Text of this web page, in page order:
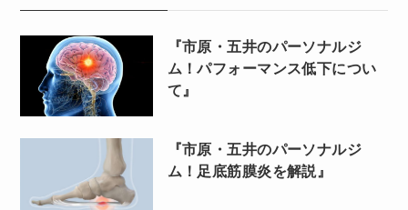
『市原・五井のパーソナルジ
ム！パフォーマンス低下につい
て』
『市原・五井のパーソナルジ
ム！足底筋膜炎を解説』